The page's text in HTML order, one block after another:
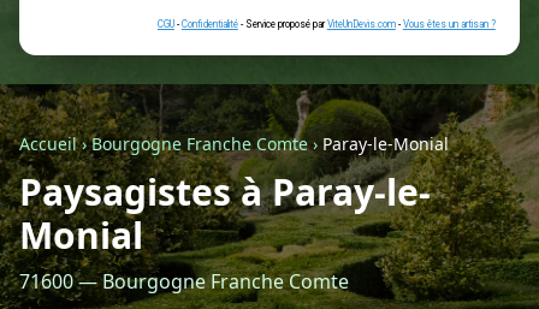
Retour à la liste des métiers
CGU-Confidentialité- Service proposé parViteUnDevis.com - Vous
Accueil›Bourgogne Franche Comte › Paray-le-Monial
Paysagistes à Paray-le-
Monial
71600 — Bourgogne Franche Comte